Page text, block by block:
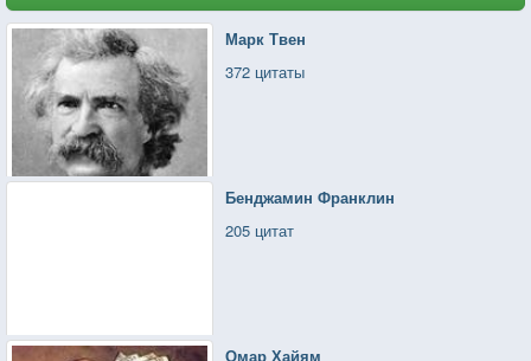
Марк Твен
372 цитаты
Бенджамин Франклин
205 цитат
Омар Хайям